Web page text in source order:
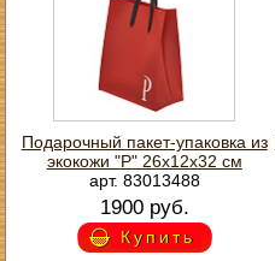
Подарочный пакет-упаковка из
экокожи "Р" 26х12х32 см
арт. 83013488
1900 руб.
Купить